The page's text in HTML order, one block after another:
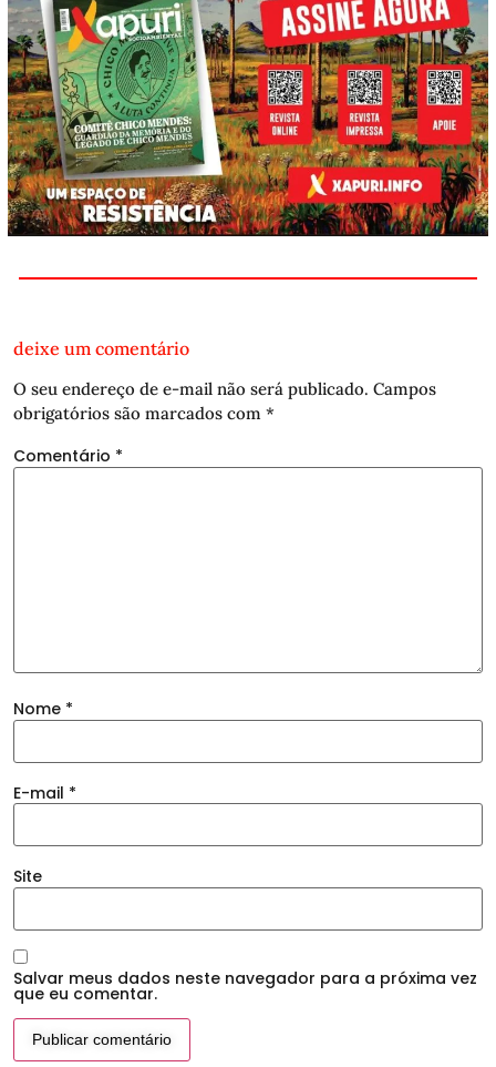
deixe um comentário
O seu endereço de e-mail não será publicado. Campos
obrigatórios são marcados com *
Comentário *
Nome *
E-mail *
Site
Salvar meus dados neste navegador para a próxima vez
que eu comentar.